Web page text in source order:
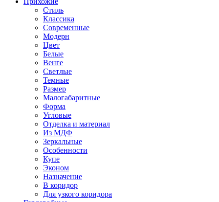
Стиль
Классика
Современные
Модерн
Цвет
Белые
Венге
Светлые
Темные
Размер
Малогабаритные
Форма
Угловые
Отделка и материал
Из МДФ
Зеркальные
Особенности
Купе
Эконом
Назначение
В коридор
Для узкого коридора